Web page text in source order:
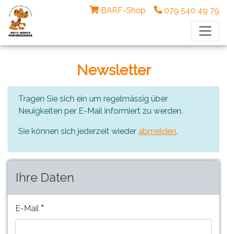
BARF-Shop 079 540 49 79
Newsletter
Tragen Sie sich ein um regelmässig über
Neuigkeiten per E-Mail informiert zu werden.
Sie können sich jederzeit wieder abmelden.
Ihre Daten
E-Mail